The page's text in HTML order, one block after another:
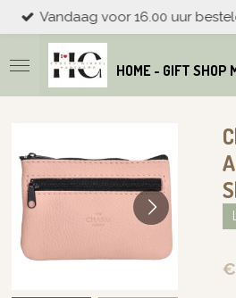
Ga
direct
naar
de
hoofdinhoud
HOME - GIFT SHOP
Vandaag voor 16.00 uur